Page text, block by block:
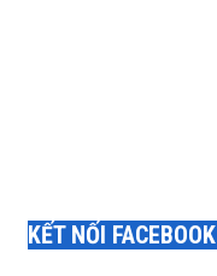
KẾT NỐI FACEBOOK